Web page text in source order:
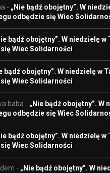
- „Nie bądź obojętny”. W
odbędzie się Wiec
bądź obojętny”. W niedzielę
Wiec Solidarności
bądź obojętny”. W niedzielę w
Wiec Solidarności
baba - „Nie bądź obojętny”. W
odbędzie się Wiec
bądź obojętny”. W niedzielę
Wiec Solidarności
- „Nie bądź obojętny”. W